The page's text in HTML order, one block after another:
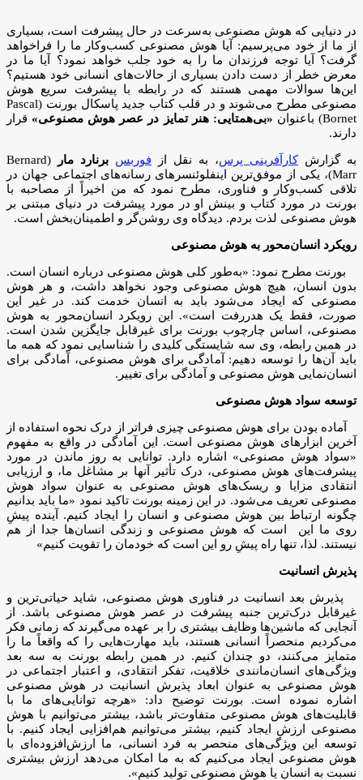
در دنیایی که هوش مصنوعی به‌سرعت در حال پیشرفت است، بسیاری
از ما از خود می‌پرسیم: آیا هوش مصنوعی کسب‌و‌کار ما را فراخواهد
گرفت؟ آیا توجه فرزندان ما را به خود جلب خواهد نمود؟ آیا ما در
معرض خطر از دست دادن بسیاری از حالات‌های انسانی خود هستیم؟
این‌ها سوالات مهمی هستند که در رابطه با پیشرفت سریع هوش
مصنوعی مطرح می‌شوند و در قلب کتاب جدید پاسکال بورنت (Pascal
Bornet) باعنوان
«بی‌همتایی: هنر تمایز در عصر هوش مصنوعی»قرار
دارند.
به گزارشکارآفرینی پرس، به نقل از فوربس برنارد مار
(Bernard
Marr)، یکی از موفق‌ترین اینفلوئنسرهای رسانه‌های اجتماعی جهان در
تلاقی کسب‌و‌کار و فناوری، مطرح نمود که من اخیراً از مصاحبه با
بورنت در مورد کتاب و بینش او در مورد پیشرفت در دنیای مبتنی بر
هوش مصنوعی لذت بردم. دیدگاه وی روشن‌گر و اطمینان‌بخش است.
رویکرد انسان‌محور به هوش مصنوعی
بورنت مطرح نمود: «به‌طور کلی هوش مصنوعی درباره انسان است.
بدون انسان، هیچ هوش مصنوعی وجود نخواهد داشت، و هر هوش
مصنوعی که ایجاد می‌شود باید به انسان خدمت کند. در غیر این
صورت، فقط یک هدررفت است». این رویکرد انسان‌محور به هوش
مصنوعی، اساس چارچوب بورنت برای غیرقابل جایگزین شدن است.
در همین رابطه، وی سه شایستگی کلیدی را شناسایی نمود که همه ما
باید آن‌ها را توسعه دهیم: آمادگی برای هوش مصنوعی، آمادگی برای
انسان‌نمایی هوش مصنوعی و آمادگی برای تغییر.
توسعه سواد هوش مصنوعی
آماده بودن برای هوش مصنوعی چیزی فراتر از درک نحوه استفاده از
آخرین ابزارهای هوش مصنوعی است. این آمادگی در واقع به مفهوم
«سواد هوش مصنوعی» اشاره دارد. توانایی به روز ماندن در مورد
پیشرفت‌های هوش مصنوعی، درک تأثیر آنها بر مشاغل ما، و ارزیابی
انتقادی مزایا و ریسک‌های هوش مصنوعی به عنوان سواد هوش
مصنوعی تعریف می‌شود. در این زمینه بورنت تاکید نمود «ما باید بدانیم
چگونه ارتباط بین هوش مصنوعی و انسان را ایجاد کنیم. آینده پیشِ
روی ما این است که هوش مصنوعی و زندگی انسان‌ها جدا از هم
نیستند. لذا، تنها راه پیشِ رو این است که خودمان را تقویت کنیم»
پذیرش انسانیت
پذیرش بعد انسانیت در فناوری هوش مصنوعی، شاید حیاتی‌ترین و
غیرقابل درک‌ترین جنبه پیشرفت در عصر هوش مصنوعی باشد. از
آنجایی که ماشین‌ها وظایف بیشتری را بر عهده می‌گیرند که زمانی فکر
می‌کردیم منحصراً انسانی هستند، باید مهارت‌هایی را که واقعاً ما را
متمایز می‌کنند، دو چندان کنیم. در همین رابطه بورنت به سه بعد
ویژگی‌های انسان‌مانندی خلاقیت، تفکر انتقادی، و اعتبار اجتماعی در
هوش مصنوعی به عنوان ابعاد پذیرش انسانیت در هوش مصنوعی
اشاره نموده است. بورنت توضیح داد: «هرچه توانایی‌های ما با
قابلیت‌های هوش مصنوعی متفاوت‌تر باشد، بیشتر می‌توانیم با هوش
مصنوعی ارزش ایجاد کنیم، بیشتر می‌توانیم هم‌افزایی ایجاد کنیم. با
توسعه این ویژگی‌های منحصر به فرد انسانی، ما ارزش‌افزوده‌ای با
هوش مصنوعی ایجاد می‌کنیم که به ما امکان می‌دهد ارزش بیشتری
نسبت به انسان یا هوش مصنوعی تولید کنیم».